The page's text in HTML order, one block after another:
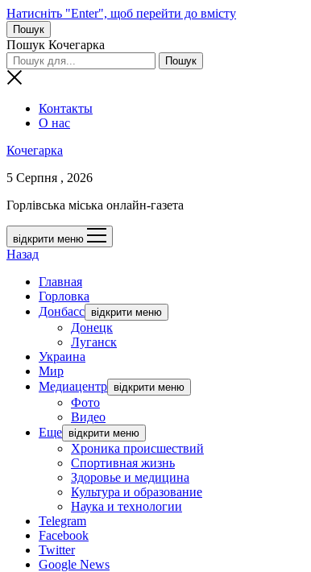
Натисніть "Enter", щоб перейти до вмісту
Пошук
Пошук Кочегарка
Контакты
О нас
Кочегарка
5 Серпня , 2026
Горлівська міська онлайн-газета
відкрити меню
Назад
Главная
Горловка
Донбасс відкрити меню
Донецк
Луганск
Украина
Мир
Медиацентр відкрити меню
Фото
Видео
Еще відкрити меню
Хроника происшествий
Спортивная жизнь
Здоровье и медицина
Культура и образование
Наука и технологии
Telegram
Facebook
Twitter
Google News